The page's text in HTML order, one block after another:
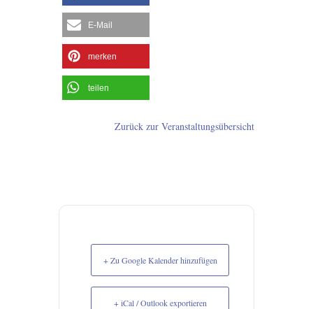
E-Mail
merken
teilen
Zurück zur Veranstaltungsübersicht
+ Zu Google Kalender hinzufügen
+ iCal / Outlook exportieren